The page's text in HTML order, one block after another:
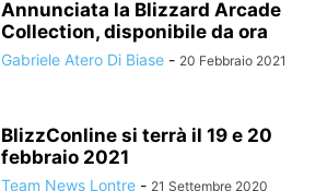
Annunciata la Blizzard Arcade
Collection, disponibile da ora
Gabriele Atero Di Biase - 20 Febbraio 2021
BlizzConline si terrà il 19 e 20
febbraio 2021
Team News Lontre - 21 Settembre 2020